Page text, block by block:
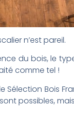
n’est pareil.
du bois, le
comme tel !
Bois
possibles,